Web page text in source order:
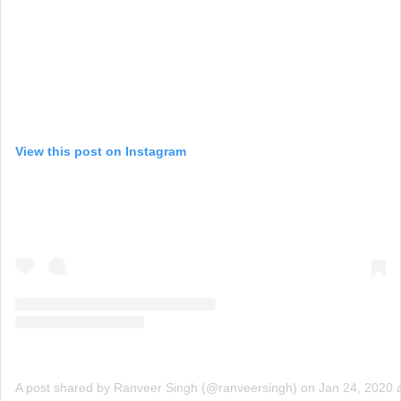
View this post on Instagram
A post shared by Ranveer Singh (@ranveersingh) on Jan 24, 2020